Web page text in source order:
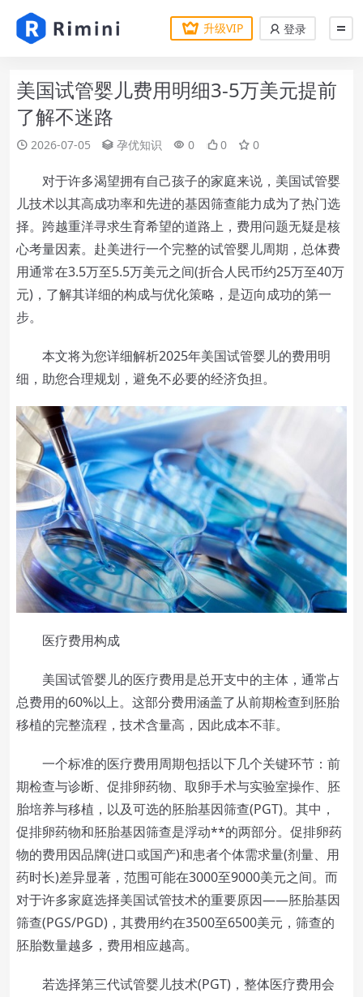
升级VIP 登录
美国试管婴儿费用明细3-5万美元提前
了解不迷路
2026-07-05 孕优知识 0 0 0
对于许多渴望拥有自己孩子的家庭来说，美国试管婴
儿技术以其高成功率和先进的基因筛查能力成为了热门选
择。跨越重洋寻求生育希望的道路上，费用问题无疑是核
心考量因素。赴美进行一个完整的试管婴儿周期，总体费
用通常在3.5万至5.5万美元之间(折合人民币约25万至40万
元)，了解其详细的构成与优化策略，是迈向成功的第一
步。
本文将为您详细解析2025年美国试管婴儿的费用明
细，助您合理规划，避免不必要的经济负担。
医疗费用构成
美国试管婴儿的医疗费用是总开支中的主体，通常占
总费用的60%以上。这部分费用涵盖了从前期检查到胚胎
移植的完整流程，技术含量高，因此成本不菲。
一个标准的医疗费用周期包括以下几个关键环节：前
期检查与诊断、促排卵药物、取卵手术与实验室操作、胚
胎培养与移植，以及可选的胚胎基因筛查(PGT)。其中，
促排卵药物和胚胎基因筛查是浮动**的两部分。促排卵药
物的费用因品牌(进口或国产)和患者个体需求量(剂量、用
药时长)差异显著，范围可能在3000至9000美元之间。而
对于许多家庭选择美国试管技术的重要原因——胚胎基因
筛查(PGS/PGD)，其费用约在3500至6500美元，筛查的
胚胎数量越多，费用相应越高。
若选择第三代试管婴儿技术(PGT)，整体医疗费用会